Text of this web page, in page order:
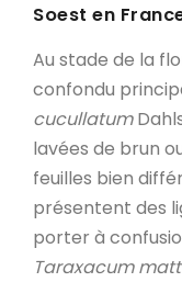
Soest en
Au stade de la
confondu
cucullatum
lavées de brun
feuilles bien
présentent des
porter à
Taraxacum